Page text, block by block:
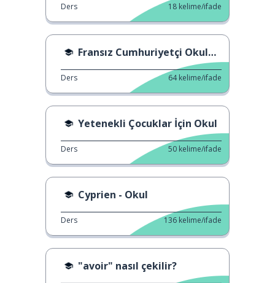
Ders 18 kelime/ifade
Fransız Cumhuriyetçi Okulu nedir?
Ders 64 kelime/ifade
Yetenekli Çocuklar İçin Okul
Ders 50 kelime/ifade
Cyprien - Okul
Ders 136 kelime/ifade
"avoir" nasıl çekilir?